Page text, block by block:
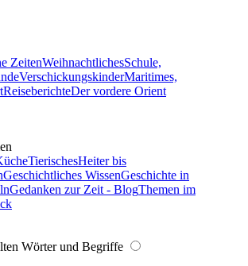
ZeitenWeihnachtlichesSchule,
VerschickungskinderMaritimes,
ReiseberichteDer vordere Orient
TierischesHeiter bis
Geschichtliches WissenGeschichte in
Gedanken zur Zeit - BlogThemen im
Wörter und Begriffe